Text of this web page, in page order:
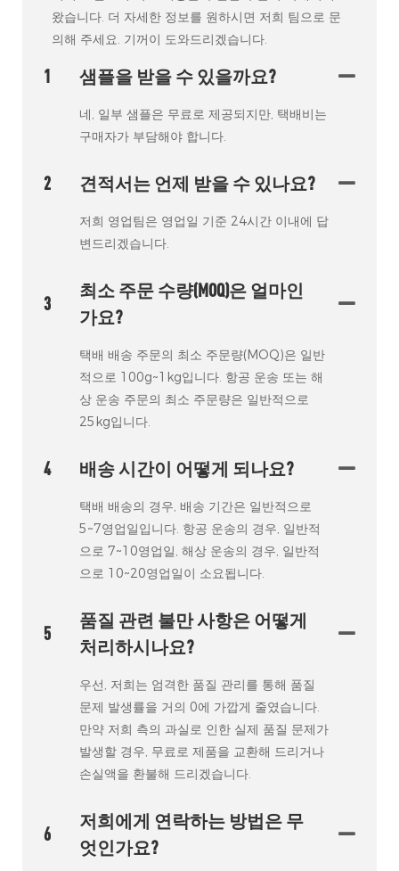
왔습니다. 더 자세한 정보를 원하시면 저희 팀으로 문
의해 주세요. 기꺼이 도와드리겠습니다.
1 샘플을 받을 수 있을까요?
네, 일부 샘플은 무료로 제공되지만, 택배비는
구매자가 부담해야 합니다.
2 견적서는 언제 받을 수 있나요?
저희 영업팀은 영업일 기준 24시간 이내에 답
변드리겠습니다.
3
최소 주문 수량(MOQ)은 얼마인
가요?
택배 배송 주문의 최소 주문량(MOQ)은 일반
적으로 100g~1kg입니다. 항공 운송 또는 해
상 운송 주문의 최소 주문량은 일반적으로
25kg입니다.
4 배송 시간이 어떻게 되나요?
택배 배송의 경우, 배송 기간은 일반적으로
5~7영업일입니다. 항공 운송의 경우, 일반적
으로 7~10영업일, 해상 운송의 경우, 일반적
으로 10~20영업일이 소요됩니다.
5
품질 관련 불만 사항은 어떻게
처리하시나요?
우선, 저희는 엄격한 품질 관리를 통해 품질
문제 발생률을 거의 0에 가깝게 줄였습니다.
만약 저희 측의 과실로 인한 실제 품질 문제가
발생할 경우, 무료로 제품을 교환해 드리거나
손실액을 환불해 드리겠습니다.
6
저희에게 연락하는 방법은 무
엇인가요?